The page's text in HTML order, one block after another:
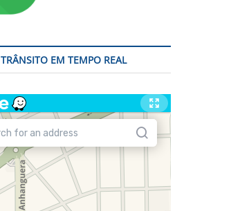
TRÂNSITO EM TEMPO REAL